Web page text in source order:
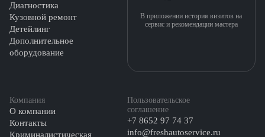
Диагностика
Кузовной ремонт
Детейлинг
Дополнительное
оборудование
Компания
О компании
Контакты
Криминалистическая
Пользовательское
соглашение
+7 8652 97 74 37
info@freshautoservice.ru
В приложении история визитов на
сервис и рекомендации мастера